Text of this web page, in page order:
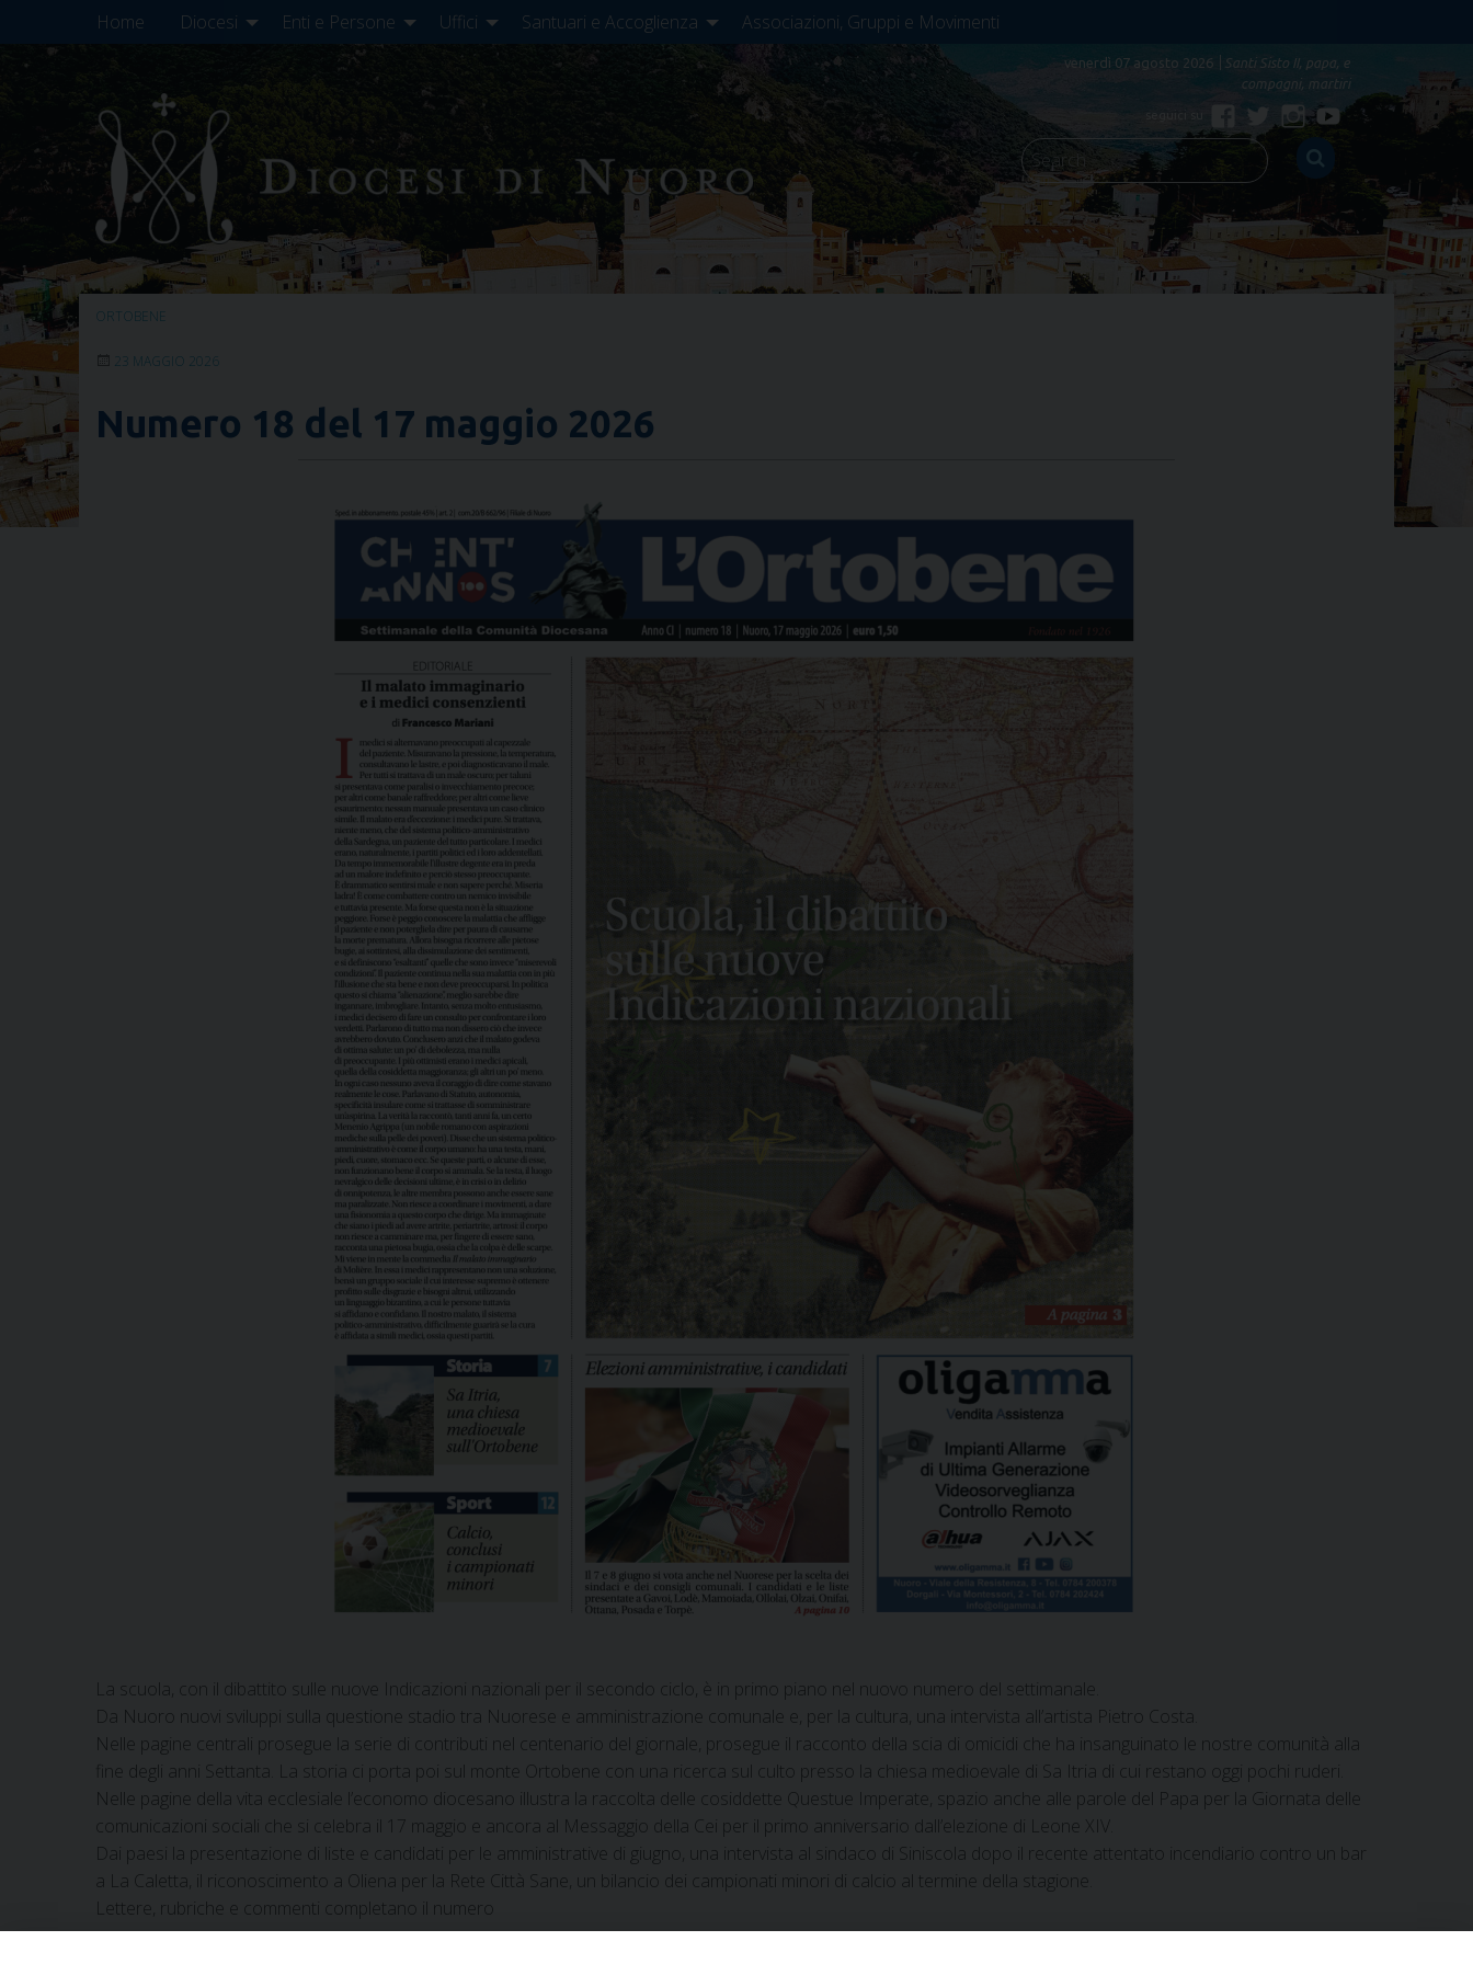
content
venerdì 07 agosto 2026
Santi Sisto II, papa, e
compagni, martiri
Facebook
Twitter
Home Diocesi Enti e Persone Uffici Santuari e Accoglienza Associazioni, Gruppi e Movimenti
ORTOBENE
23 MAGGIO 2026
Numero 18 del 17 maggio 2026
La scuola, con il dibattito sulle nuove Indicazioni nazionali per il secondo ciclo, è in primo piano nel nuovo numero del settimanale.
Da Nuoro nuovi sviluppi sulla questione stadio tra Nuorese e amministrazione comunale e, per la cultura, una intervista all’artista Pietro Costa.
Nelle pagine centrali prosegue la serie di contributi nel centenario del giornale, prosegue il racconto della scia di omicidi che ha insanguinato le nostre comunità alla
fine degli anni Settanta. La storia ci porta poi sul monte Ortobene con una ricerca sul culto presso la chiesa medioevale di Sa Itria di cui restano oggi pochi ruderi.
Nelle pagine della vita ecclesiale l’economo diocesano illustra la raccolta delle cosiddette Questue Imperate, spazio anche alle parole del Papa per la Giornata delle
comunicazioni sociali che si celebra il 17 maggio e ancora al Messaggio della Cei per il primo anniversario dall’elezione di Leone XIV.
Dai paesi la presentazione di liste e candidati per le amministrative di giugno, una intervista al sindaco di Siniscola dopo il recente attentato incendiario contro un bar
a La Caletta, il riconoscimento a Oliena per la Rete Città Sane, un bilancio dei campionati minori di calcio al termine della stagione.
Lettere, rubriche e commenti completano il numero